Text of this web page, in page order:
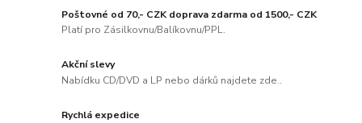
Poštovné od 70,- CZK doprava zdarma od 1500,- CZK
Platí pro Zásilkovnu/Balíkovnu/PPL.
Akční slevy
Nabídku CD/DVD a LP nebo dárků najdete zde..
Rychlá expedice